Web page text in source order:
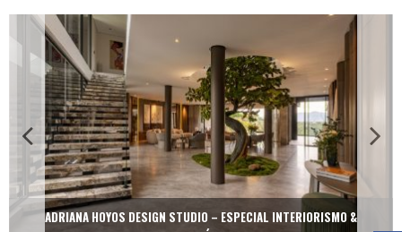
ADRIANA HOYOS DESIGN STUDIO – ESPECIAL INTERIORISMO &